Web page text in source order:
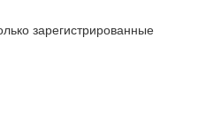
зарегистрированные